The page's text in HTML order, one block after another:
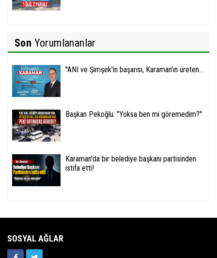
Son Yorumlananlar
''ANI ve Şimşek'in başarısı, Karaman'ın üreten...
Başkan Pekoğlu: ''Yoksa ben mi göremedim?''
Karaman'da bir belediye başkanı partisinden
istifa etti!
SOSYAL AĞLAR